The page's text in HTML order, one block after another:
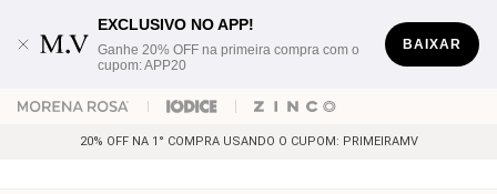
EXCLUSIVO NO APP!
Ganhe 20% OFF na primeira compra com o
cupom: APP20
BAIXAR
20% OFF NA 1° COMPRA USANDO O CUPOM: PRIMEIRAMV